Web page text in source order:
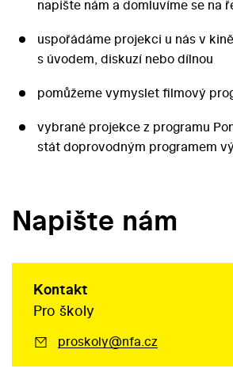
napište nám a domluvíme se na
uspořádáme projekci u nás v
s úvodem, diskuzí nebo dílnou
pomůžeme vymyslet filmový
vybrané projekce z programu
stát doprovodným programem
Napište nám
Kontakt
Pro školy
proskoly@nfa.cz